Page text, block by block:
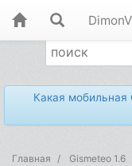
Какая
Главная Gismeteo 1.6